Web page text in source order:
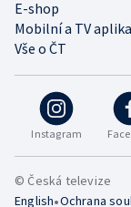
Instagram
E-shop
Mobilní a TV
Vše o ČT
© Česká televize
English•Ochrana